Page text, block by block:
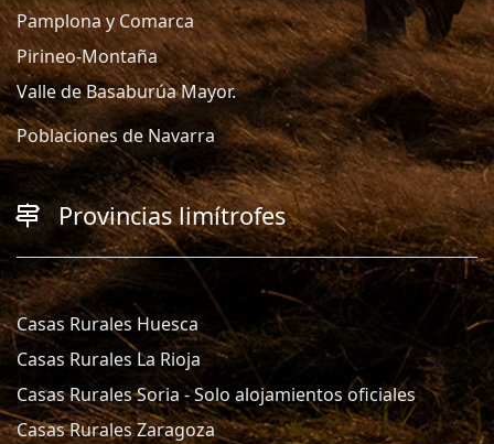
Pamplona y Comarca
Pirineo-Montaña
Valle de Basaburúa Mayor.
Poblaciones de Navarra
Provincias limítrofes
Casas Rurales Huesca
Casas Rurales La Rioja
Casas Rurales Soria - Solo alojamientos oficiales
Casas Rurales Zaragoza